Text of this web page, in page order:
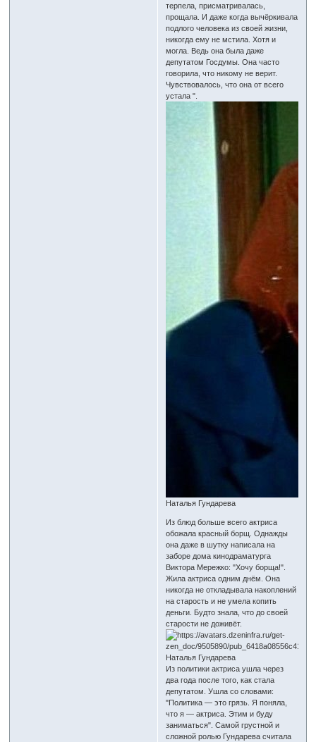
терпела, присматривалась,
прощала. И даже когда вычёркивала
подлого человека из своей жизни,
никогда ему не мстила. Хотя и
могла. Ведь она была даже
депутатом Госдумы. Она часто
говорила, что никому не верит.
Чувствовалось, что она от всего
устала ".
Наталья Гундарева
Из блюд больше всего актриса
обожала красный борщ. Однажды
она даже в шутку написала на
заборе дома кинодраматурга
Виктора Мережко: "Хочу борща!".
Жила актриса одним днём. Она
никогда не откладывала накоплений
на старость и не умела копить
деньги. Будто знала, что до своей
старости не доживёт.
Наталья Гундарева
Из политики актриса ушла через
два года после того, как стала
депутатом. Ушла со словами:
"Политика — это грязь. Я поняла,
что я — актриса. Этим и буду
заниматься". Самой грустной и
сложной ролью Гундарева считала